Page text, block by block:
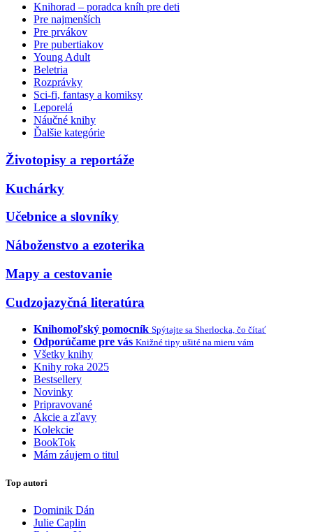
Knihorad – poradca kníh pre deti
Pre najmenších
Pre prvákov
Pre pubertiakov
Young Adult
Beletria
Rozprávky
Sci-fi, fantasy a komiksy
Leporelá
Náučné knihy
Ďalšie kategórie
Životopisy a reportáže
Kuchárky
Učebnice a slovníky
Náboženstvo a ezoterika
Mapy a cestovanie
Cudzojazyčná literatúra
Knihomoľský pomocník Spýtajte sa Sherlocka, čo čítať
Odporúčame pre vás Knižné tipy ušité na mieru vám
Všetky knihy
Knihy roka 2025
Bestsellery
Novinky
Pripravované
Akcie a zľavy
Kolekcie
BookTok
Mám záujem o titul
Top autori
Dominik Dán
Julie Caplin